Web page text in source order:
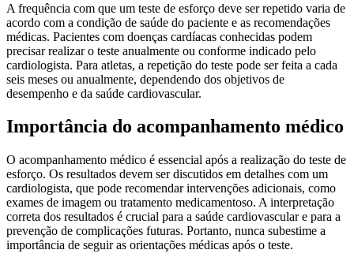
A frequência com que um teste de esforço deve ser repetido varia de
acordo com a condição de saúde do paciente e as recomendações
médicas. Pacientes com doenças cardíacas conhecidas podem
precisar realizar o teste anualmente ou conforme indicado pelo
cardiologista. Para atletas, a repetição do teste pode ser feita a cada
seis meses ou anualmente, dependendo dos objetivos de
desempenho e da saúde cardiovascular.
Importância do acompanhamento médico
O acompanhamento médico é essencial após a realização do teste de
esforço. Os resultados devem ser discutidos em detalhes com um
cardiologista, que pode recomendar intervenções adicionais, como
exames de imagem ou tratamento medicamentoso. A interpretação
correta dos resultados é crucial para a saúde cardiovascular e para a
prevenção de complicações futuras. Portanto, nunca subestime a
importância de seguir as orientações médicas após o teste.